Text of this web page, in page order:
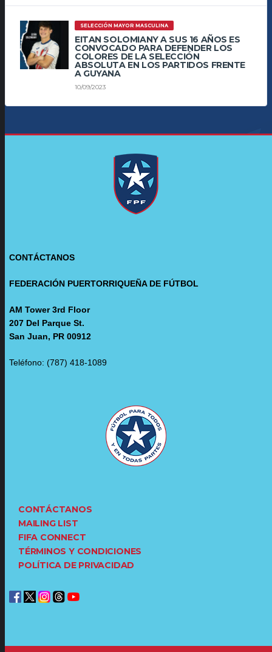
SELECCIÓN MAYOR MASCULINA
EITAN SOLOMIANY A SUS 16 AÑOS ES
CONVOCADO PARA DEFENDER LOS
COLORES DE LA SELECCIÓN
ABSOLUTA EN LOS PARTIDOS FRENTE
A GUYANA
10/09/2023
CONTÁCTANOS
FEDERACIÓN PUERTORRIQUEÑA DE FÚTBOL
AM Tower 3rd Floor
207 Del Parque St.
San Juan, PR 00912
Teléfono: (787) 418-1089
CONTÁCTANOS
MAILING LIST
FIFA CONNECT
TÉRMINOS Y CONDICIONES
POLÍTICA DE PRIVACIDAD